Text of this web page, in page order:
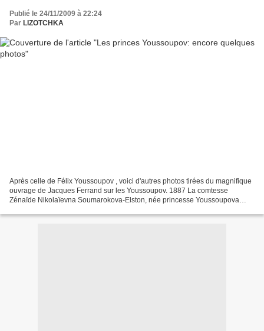
Publié le 24/11/2009 à 22:24
Par LIZOTCHKA
Après celle de Félix Youssoupov , voici d'autres photos tirées du magnifique
ouvrage de Jacques Ferrand sur les Youssoupov. 1887 La comtesse
Zénaïde Nikolaïevna Soumarokova-Elston, née princesse Youssoupova